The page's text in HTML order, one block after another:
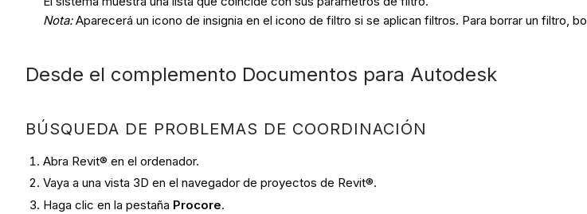
Nota:Aparecerá un icono de insignia en el icono de filtro si se aplican filtros. Para borrar un filtro,
Desde el complemento Documentos para Autodesk
BÚSQUEDA DE PROBLEMAS DE COORDINACIÓN
Abra Revit® en el ordenador.
Vaya a una vista 3D en el navegador de proyectos de Revit®.
Haga clic en la pestaña Procore.